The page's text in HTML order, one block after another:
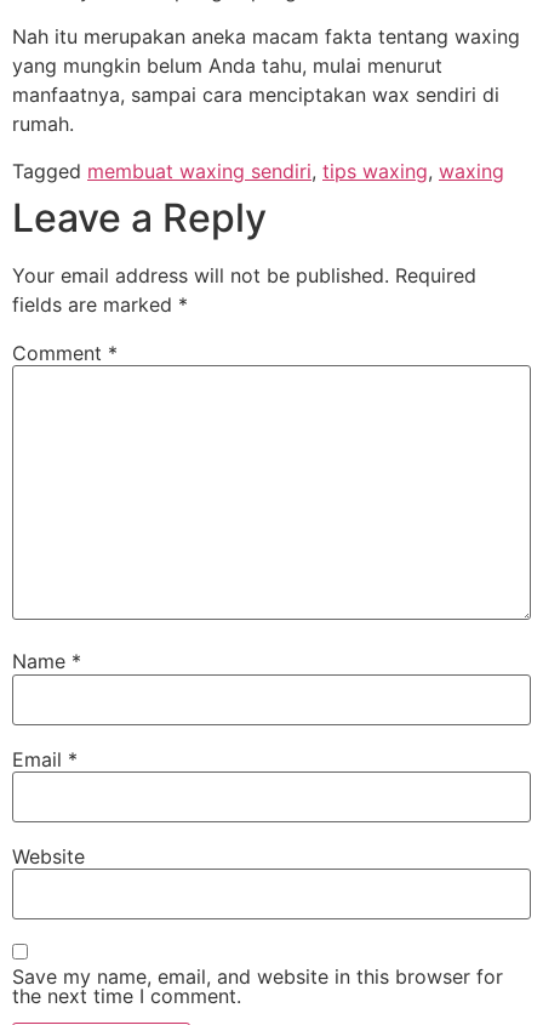
Nah itu merupakan aneka macam fakta tentang waxing
yang mungkin belum Anda tahu, mulai menurut
manfaatnya, sampai cara menciptakan wax sendiri di
rumah.
Tagged membuat waxing sendiri, tips waxing, waxing
Leave a Reply
Your email address will not be published. Required
fields are marked *
Comment *
Name *
Email *
Website
Save my name, email, and website in this browser for
the next time I comment.